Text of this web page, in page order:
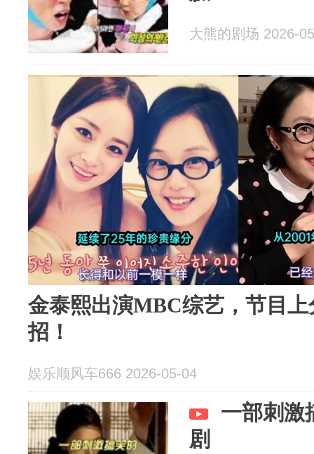
大熊的剧场 2026-
金泰熙出演MBC综艺，节目
招！
娱乐顺风车666 2026-05-04
一部刺激
剧